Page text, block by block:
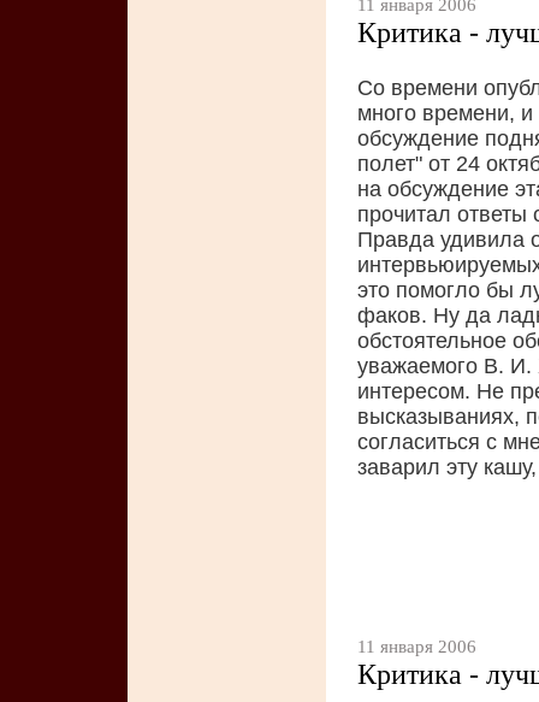
11 января 2006
Критика -
Со времени
много времени,
обсуждение
полет" от 24
на обсуждение
прочитал
Правда удивила
это помогло бы
факов. Ну да
обстоятельное
уважаемого В. И.
интересом. Не
высказываниях,
согласиться с
заварил эту
11 января 2006
Критика -